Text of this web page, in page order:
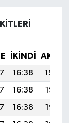
İKINDI
16:38
19:59
16:38
19:58
16:38
19:57